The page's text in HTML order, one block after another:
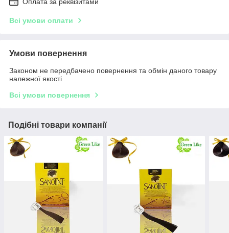
Всі умови оплати
Умови повернення
Законом не передбачено повернення та обмін даного товару
належної якості
Всі умови повернення
Подібні товари компанії